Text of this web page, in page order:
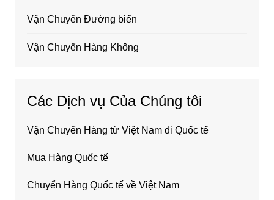
Vận Chuyển Đường biển
Vận Chuyển Hàng Không
Các Dịch vụ Của Chúng tôi
Vận Chuyển Hàng từ Việt Nam đi Quốc tế
Mua Hàng Quốc tế
Chuyển Hàng Quốc tế về Việt Nam